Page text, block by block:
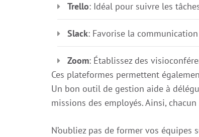
Trello: Idéal pour suivre les
Slack: Favorise la
Zoom: Établissez des
Ces plateformes permettent
Un bon outil de gestion aide à
missions des employés. Ainsi,
N’oubliez pas de former vos